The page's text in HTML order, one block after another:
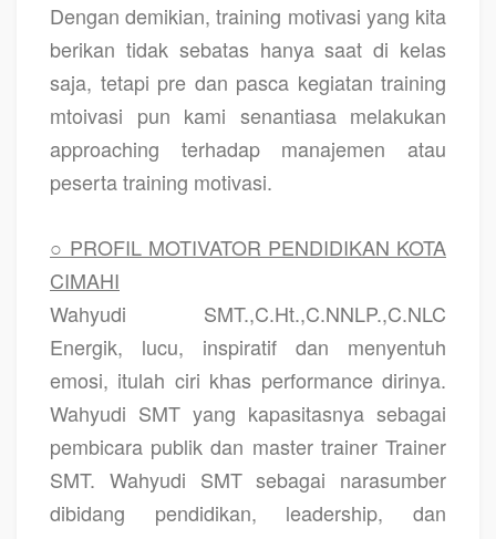
Dengan demikian, training motivasi yang kita
berikan tidak sebatas hanya saat di kelas
saja, tetapi pre dan pasca kegiatan training
mtoivasi pun kami senantiasa melakukan
approaching terhadap manajemen atau
peserta training motivasi.
○ PROFIL MOTIVATOR PENDIDIKAN KOTA
CIMAHI
Wahyudi SMT.,C.Ht.,C.NNLP.,C.NLC
Energik, lucu, inspiratif dan menyentuh
emosi, itulah ciri khas performance dirinya.
Wahyudi SMT yang kapasitasnya sebagai
pembicara publik dan master trainer Trainer
SMT. Wahyudi SMT sebagai narasumber
dibidang pendidikan, leadership, dan